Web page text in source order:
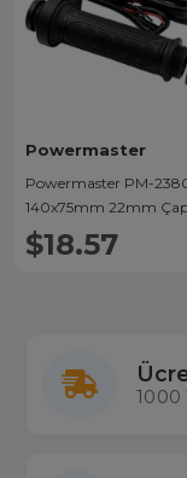
Powermaster
Powermaster PM-
140x75mm 22mm
Motosiklet Gidon El Isıtıcı
$18.57
1000